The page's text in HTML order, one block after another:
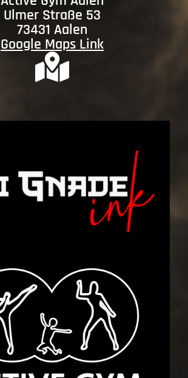
Ulmer Straße 53
73431 Aalen
Google Maps Link